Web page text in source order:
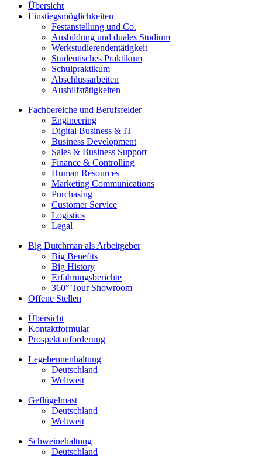
Übersicht
Einstiegsmöglichkeiten
Festanstellung und Co.
Ausbildung und duales Studium
Werkstudierendentätigkeit
Studentisches Praktikum
Schulpraktikum
Abschlussarbeiten
Aushilfstätigkeiten
Fachbereiche und Berufsfelder
Engineering
Digital Business & IT
Business Development
Sales & Business Support
Finance & Controlling
Human Resources
Marketing Communications
Purchasing
Customer Service
Logistics
Legal
Big Dutchman als Arbeitgeber
Big Benefits
Big History
Erfahrungsberichte
360° Tour Showroom
Offene Stellen
Übersicht
Kontaktformular
Prospektanforderung
Legehennenhaltung
Deutschland
Weltweit
Geflügelmast
Deutschland
Weltweit
Schweinehaltung
Deutschland